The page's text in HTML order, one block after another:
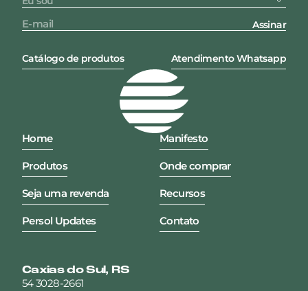
Assinar
Catálogo de produtos Atendimento Whatsapp
Home Manifesto
Produtos Onde comprar
Seja uma revenda Recursos
Persol Updates Contato
Caxias do Sul, RS
54 3028-2661